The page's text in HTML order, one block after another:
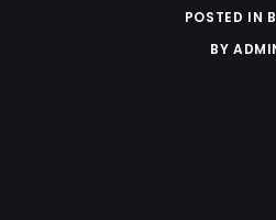
POSTED IN
BY